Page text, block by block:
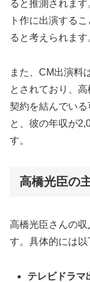
ると推測されま
ト作に出演する
ると考えられます
また、CM出演料
とされており、
契約を結んでい
と、彼の年収が
す。
高橋光臣の
高橋光臣さんの
す。具体的には以
テレビドラマ